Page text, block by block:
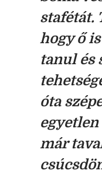
stafétát.
hogy ő
tanul és
óta
már